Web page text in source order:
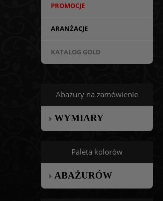
PROMOCJE
ARANŻACJE
KATALOG GOLD
Abażury na zamówienie
WYMIARY
Paleta kolorów
ABAŻURÓW